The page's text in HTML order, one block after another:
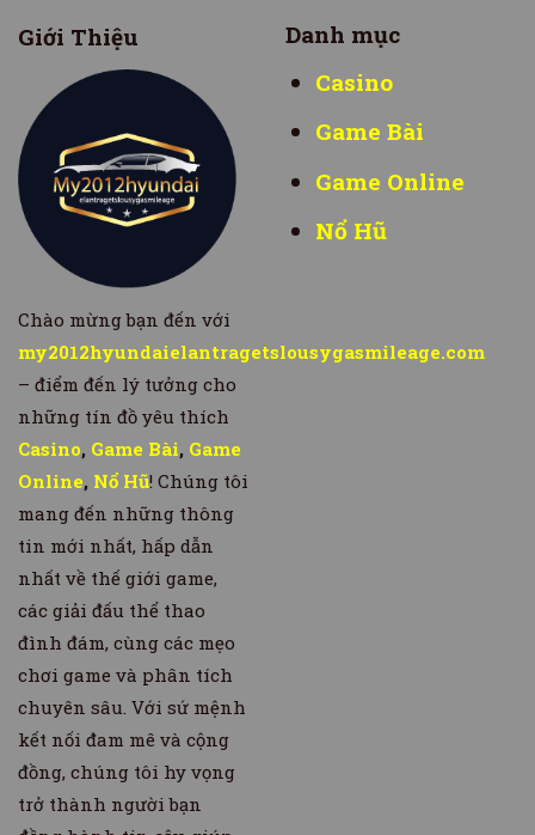
Giới Thiệu
Chào mừng bạn đến với
my2012hyundaielantragetslousygasmileage.com
– điểm đến lý tưởng cho
những tín đồ yêu thích
Casino, Game Bài, Game
Online, Nổ Hũ! Chúng tôi
mang đến những thông
tin mới nhất, hấp dẫn
nhất về thế giới game,
các giải đấu thể thao
đình đám, cùng các mẹo
chơi game và phân tích
chuyên sâu. Với sứ mệnh
kết nối đam mê và cộng
đồng, chúng tôi hy vọng
trở thành người bạn
Danh mục
Casino
Game Bài
Game Online
Nổ Hũ